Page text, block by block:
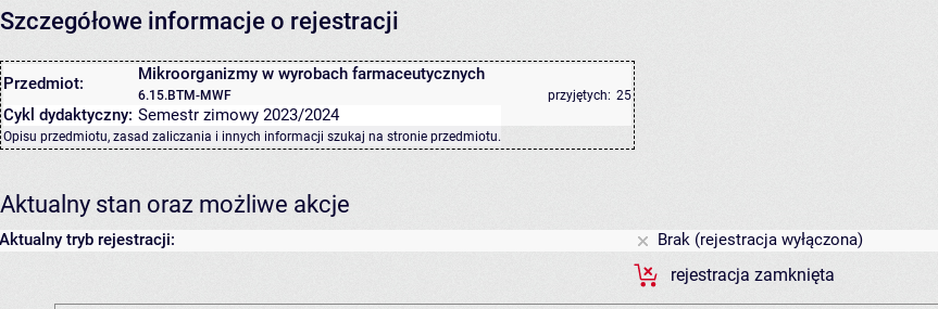
Szczegółowe informacje o rejestracji
Przedmiot: Mikroorganizmy w wyrobach farmaceutycznych
6.15.BTM-MWF przyjętych: 25
Cykl dydaktyczny: Semestr zimowy 2023/2024
Opisu przedmiotu, zasad zaliczania i innych informacji szukaj na stronie przedmiotu.
Aktualny stan oraz możliwe akcje
Aktualny tryb rejestracji:
Brak (rejestracja wyłączona)
rejestracja zamknięta